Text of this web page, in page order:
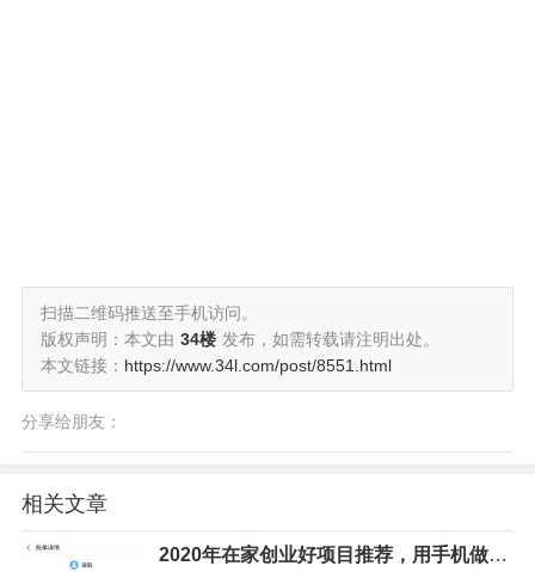
扫描二维码推送至手机访问。
版权声明：本文由 34楼 发布，如需转载请注明出处。
本文链接： https://www.34l.com/post/8551.html
分享给朋友：
相关文章
2020年在家创业好项目推荐，用手机做任